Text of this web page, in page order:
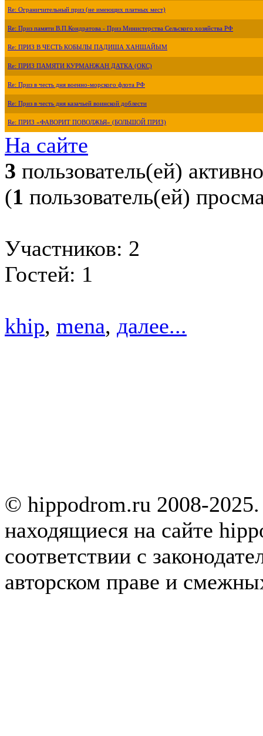
Re: Ограничительный приз (не имеющих платных мест)
Re: Приз памяти В.П.Кондратова - Приз Министерства Сельского хозяйства РФ
Re: ПРИЗ В ЧЕСТЬ КОБЫЛЫ ПАДИША ХАНШАЙЫМ
Re: ПРИЗ ПАМЯТИ КУРМАНЖАН ДАТКА (ОКС)
Re: Приз в честь дня военно-морского флота РФ
Re: Приз в честь дня казачьей воинской доблести
Re: ПРИЗ «ФАВОРИТ ПОВОЛЖЬЯ» (БОЛЬШОЙ ПРИЗ)
На сайте
3 пользователь(ей) активно
(1 пользователь(ей)
Участников: 2
Гостей: 1
khip, mena, далее...
© hippodrom.ru 2008-
находящиеся на сайте
соответствии с
авторском праве и